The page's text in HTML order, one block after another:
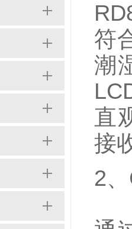
符
潮
直
接
2